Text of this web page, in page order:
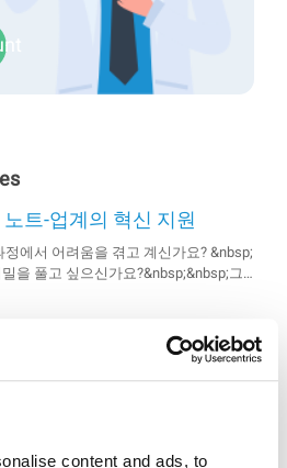
content and ads, to
트-업계의 혁신 지원
에서 어려움을 겪고 계신가요? &nbsp;
을 풀고 싶으신가요?&nbsp;&nbsp;그렇
자 크기 분석기 적용
정확하게 측정하는 것은 최신 세라믹 부
믹 분말의 입자 크기와 분 산성은
용한 한약 분말의 입도 측정